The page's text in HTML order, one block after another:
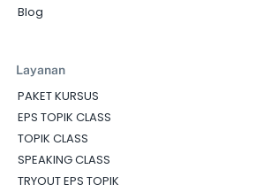
Blog
Layanan
PAKET KURSUS
EPS TOPIK CLASS
TOPIK CLASS
SPEAKING CLASS
TRYOUT EPS TOPIK